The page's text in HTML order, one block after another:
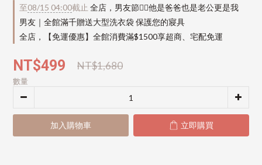
至08/15 04:00截止 全店，男友節👱‍♂️他是爸爸也是老公更是我
男友｜全館滿千贈送大型洗衣袋 保護您的寢具
全店，【免運優惠】全館消費滿$1500享超商、宅配免運
NT$499 NT$1,680
數量
加入購物車 立即購買